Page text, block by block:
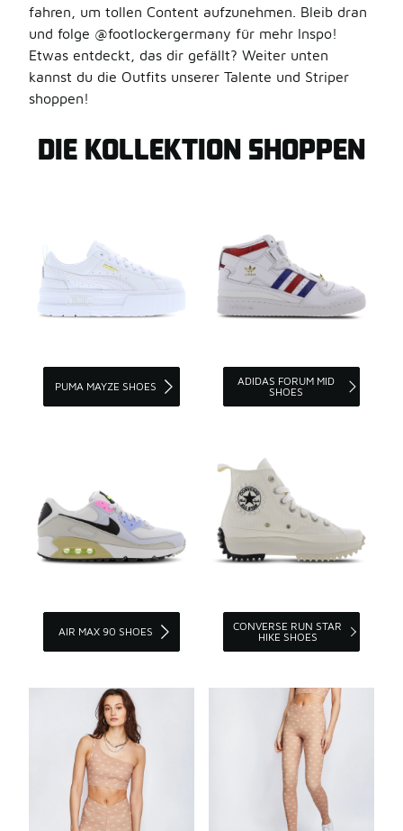
fahren, um tollen Content aufzunehmen. Bleib dran
und folge @footlockergermany für mehr Inspo!
Etwas entdeckt, das dir gefällt? Weiter unten
kannst du die Outfits unserer Talente und Striper
shoppen!
DIE KOLLEKTION SHOPPEN
PUMA MAYZE SHOES
ADIDAS FORUM MID
SHOES
AIR MAX 90 SHOES
CONVERSE RUN STAR
HIKE SHOES